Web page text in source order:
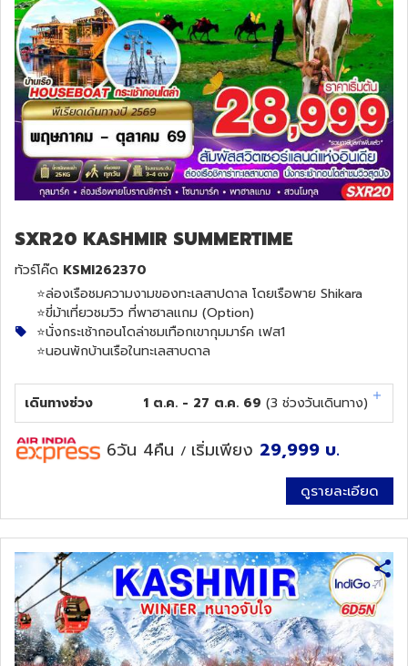
SXR20 KASHMIR SUMMERTIME
ทัวร์โค๊ด KSMI262370
⭐️ล่องเรือชมความงามของทะเลสาปดาล โดยเรือพาย Shikara
⭐️ขี่ม้าเที่ยวชมวิว ที่พาฮาลแกม (Option)
⭐️นั่งกระเช้ากอนโดล่าชมเทือกเขากุมมาร์ค เฟส1
⭐️นอนพักบ้านเรือในทะเลสาบดาล
เดินทางช่วง 1 ต.ค. - 27 ต.ค. 69 (3 ช่วงวันเดินทาง)
6วัน 4คืน / เริ่มเพียง 29,999 บ.
ดูรายละเอียด